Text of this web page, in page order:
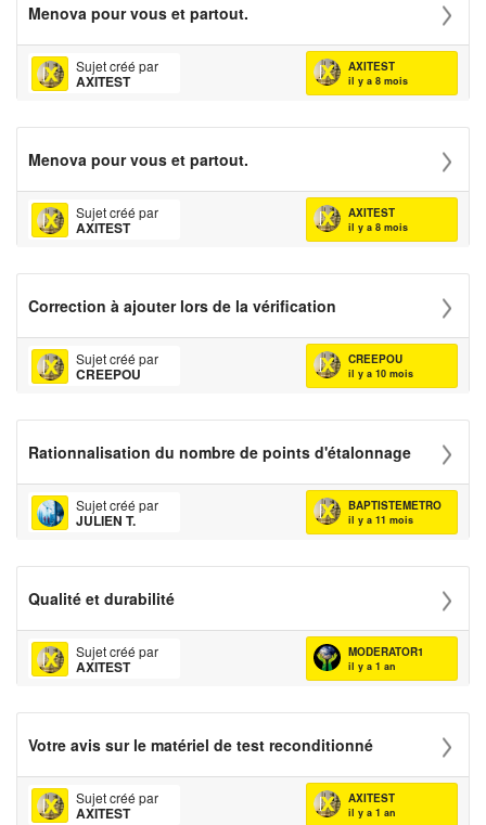
Menova pour vous et partout.
Sujet créé par
AXITEST
AXITEST
il y a 8 mois
Menova pour vous et partout.
Sujet créé par
AXITEST
AXITEST
il y a 8 mois
Correction à ajouter lors de la vérification
Sujet créé par
CREEPOU
CREEPOU
il y a 10 mois
Rationnalisation du nombre de points d'étalonnage
Sujet créé par
JULIEN T.
BAPTISTEMETRO
il y a 11 mois
Qualité et durabilité
Sujet créé par
AXITEST
MODERATOR1
il y a 1 an
Votre avis sur le matériel de test reconditionné
Sujet créé par
AXITEST
AXITEST
il y a 1 an